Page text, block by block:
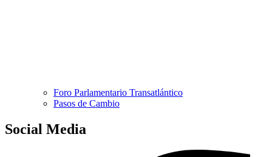
Foro Parlamentario Transatlántico
Pasos de Cambio
Social Media